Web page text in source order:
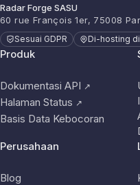
Radar Forge SASU
60 rue François 1er, 75008
Sesuai GDPR Di-hosting di
Produk
Dokumentasi API ↗
Halaman Status ↗
Basis Data Kebocoran
Perusahaan
Blog